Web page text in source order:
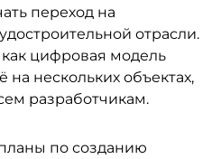
переход на
отрасли.
как цифровая модель
нескольких объектах,
разработчикам.
по созданию